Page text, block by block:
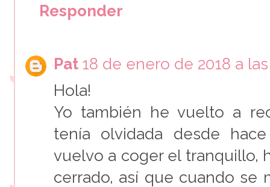
Responder
Pat 18 de enero de 2018 a las
Hola!
Yo también he vuelto a
tenía olvidada desde
vuelvo a coger el tranquillo,
cerrado, así que cuando se